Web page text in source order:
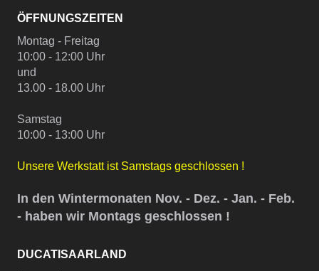
ÖFFNUNGSZEITEN
Montag - Freitag
10:00 - 12:00 Uhr
und
13.00 - 18.00 Uhr
Samstag
10:00 - 13:00 Uhr
Unsere Werkstatt ist Samstags geschlossen !
In den Wintermonaten Nov. - Dez. - Jan. - Feb.
- haben wir Montags geschlossen !
DUCATISAARLAND